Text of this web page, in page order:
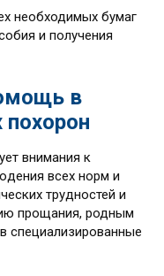
необходимых бумаг
и получения
в
похорон
внимания к
всех норм и
трудностей и
прощания, родным
специализированные